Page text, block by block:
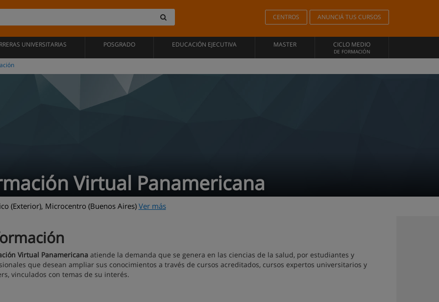
CENTROS ANUNCIÁ TUS CURSOS
UNIVERSITARIAS POSGRADO EDUCACIÓN EJECUTIVA MASTER CICLO MEDIO
DE FORMACIÓN
Virtual Panamericana
(Exterior), Microcentro (Buenos Aires)Ver más
Virtual Panamericana atiende la demanda que se genera en las ciencias de la salud, por estudiantes y
que desean ampliar sus conocimientos a través de cursos acreditados, cursos expertos universitarios y
vinculados con temas de su interés.